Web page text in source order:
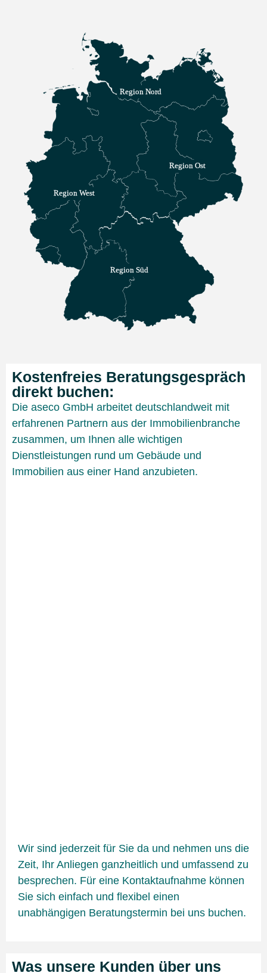
Region Nord
Region Ost
Region Süd
Region West
Kostenfreies Beratungsgespräch
direkt buchen:
Die aseco GmbH arbeitet deutschlandweit mit
erfahrenen Partnern aus der Immobilienbranche
zusammen, um Ihnen alle wichtigen
Dienstleistungen rund um Gebäude und
Immobilien aus einer Hand anzubieten.
Wir sind jederzeit für Sie da und nehmen uns die
Zeit, Ihr Anliegen ganzheitlich und umfassend zu
besprechen. Für eine Kontaktaufnahme können
Sie sich einfach und flexibel einen
unabhängigen Beratungstermin bei uns buchen.
Was unsere Kunden über uns